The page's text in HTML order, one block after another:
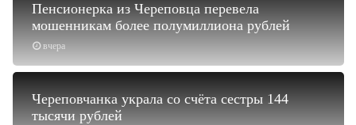
вчера
Пенсионерка из Череповца перевела
мошенникам более полумиллиона рублей
Череповчанка украла со счёта сестры 144
тысячи рублей